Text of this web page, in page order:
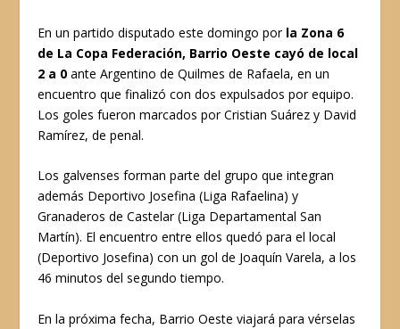
En un partido disputado este domingo porla Zona 6
de La Copa Federación, Barrio Oeste cayó de local
2 a 0 ante Argentino de Quilmes de Rafaela, en un
encuentro que finalizó con dos expulsados por equipo.
Los goles fueron marcados por Cristian Suárez y David
Ramírez, de penal.
Los galvenses forman parte del grupo que integran
además Deportivo Josefina (Liga Rafaelina) y
Granaderos de Castelar (Liga Departamental San
Martín). El encuentro entre ellos quedó para el local
(Deportivo Josefina) con un gol de Joaquín Varela, a los
46 minutos del segundo tiempo.
En la próxima fecha, Barrio Oeste viajará para vérselas